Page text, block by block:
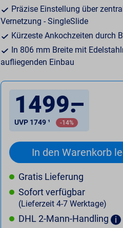
Präzise Einstellung über
Vernetzung - SingleSlide
Kürzeste Ankochzeiten durch
In 806 mm Breite mit
aufliegenden Einbau
1499.
–
UVP 1749 ¹ -14%
In den Warenkorb
Gratis Lieferung
Sofort verfügbar
(Lieferzeit 4-7 Werktage)
DHL 2-Mann-Handling